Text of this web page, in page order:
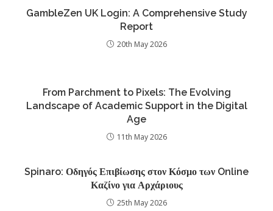
GambleZen UK Login: A Comprehensive Study
Report
20th May 2026
From Parchment to Pixels: The Evolving
Landscape of Academic Support in the Digital
Age
11th May 2026
Spinaro: Οδηγός Επιβίωσης στον Κόσμο των Online
Καζίνο για Αρχάριους
25th May 2026